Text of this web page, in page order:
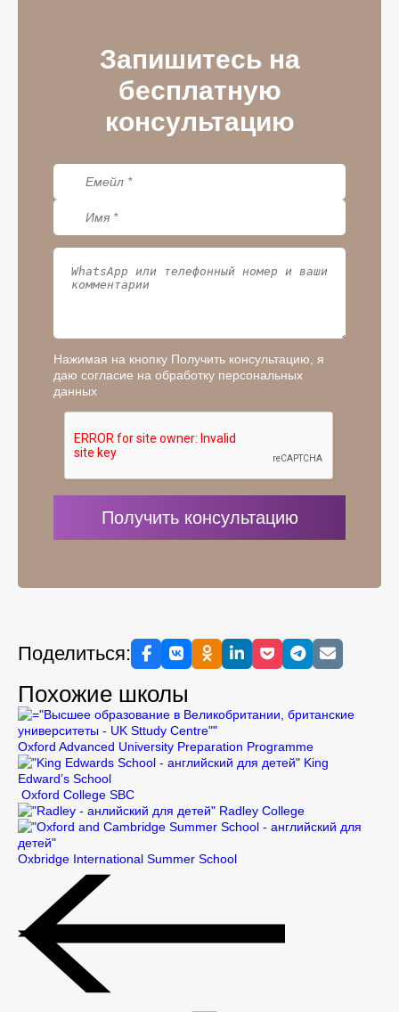
Запишитесь на
бесплатную
консультацию
Нажимая на кнопку Получить консультацию, я
даю согласие на обработку персональных
данных
Поделиться:
Похожие школы
Oxford Advanced University Preparation Programme
King
Edward’s School
Oxford College SBC
Radley College
Oxbridge International Summer School